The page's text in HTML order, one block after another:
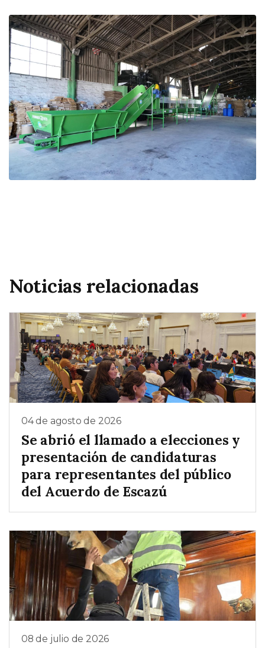
Noticias relacionadas
04 de agosto de 2026
Se abrió el llamado a elecciones y
presentación de candidaturas
para representantes del público
del Acuerdo de Escazú
08 de julio de 2026